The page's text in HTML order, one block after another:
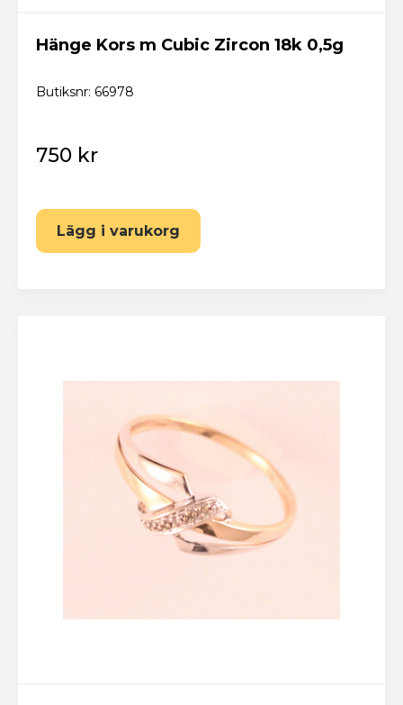
Hänge Kors m Cubic Zircon 18k 0,5g
Butiksnr: 66978
750 kr
Lägg i varukorg